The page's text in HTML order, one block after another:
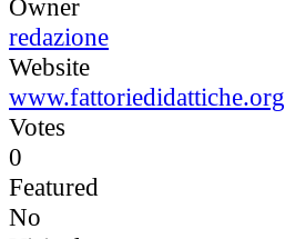
Owner
redazione
Website
www.fattoriedidattiche.org
Votes
0
Featured
No